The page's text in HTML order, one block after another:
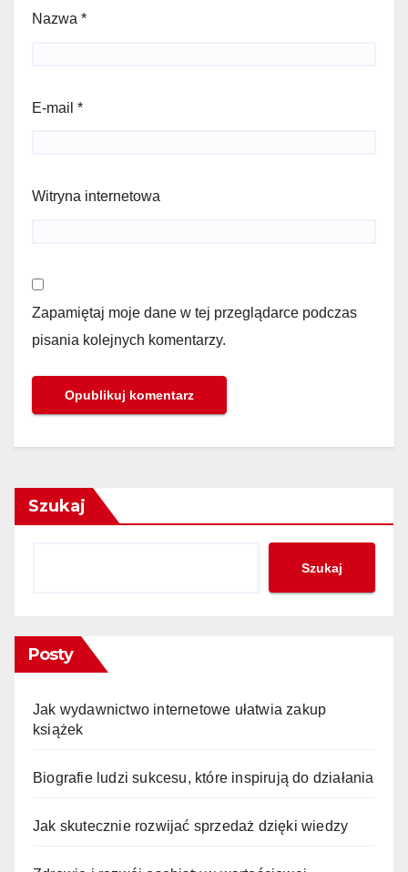
Nazwa *
E-mail *
Witryna internetowa
Zapamiętaj moje dane w tej przeglądarce podczas
pisania kolejnych komentarzy.
Szukaj
Szukaj
Posty
Jak wydawnictwo internetowe ułatwia zakup
książek
Biografie ludzi sukcesu, które inspirują do działania
Jak skutecznie rozwijać sprzedaż dzięki wiedzy